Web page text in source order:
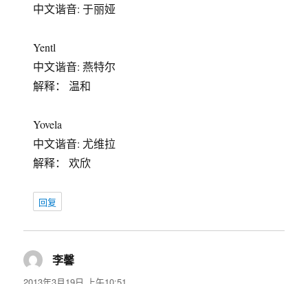
中文谐音: 于丽娅
Yentl
中文谐音: 燕特尔
解释： 温和
Yovela
中文谐音: 尤维拉
解释： 欢欣
回复
李馨
道：